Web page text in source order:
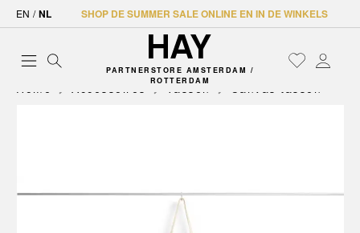
EN / NL SHOP DE SUMMER SALE ONLINE EN IN DE WINKELS
PARTNERSTORE AMSTERDAM /
ROTTERDAM
Home Accessoires Tassen Canvas tassen